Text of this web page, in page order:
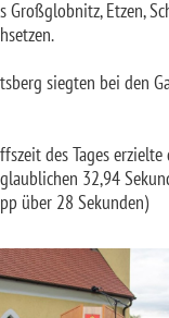
Großglobnitz, Etzen,
siegten bei den
des Tages erzielte
32,94
über 28 Sekunden)